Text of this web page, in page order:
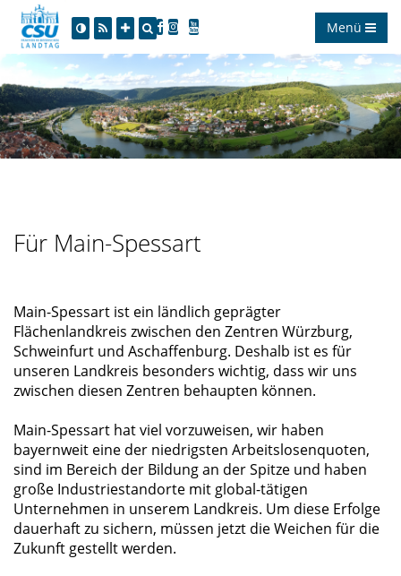
Menü
Für Main-Spessart
Main-Spessart ist ein ländlich geprägter
Flächenlandkreis zwischen den Zentren Würzburg,
Schweinfurt und Aschaffenburg. Deshalb ist es für
unseren Landkreis besonders wichtig, dass wir uns
zwischen diesen Zentren behaupten können.
Main-Spessart hat viel vorzuweisen, wir haben
bayernweit eine der niedrigsten Arbeitslosenquoten,
sind im Bereich der Bildung an der Spitze und haben
große Industriestandorte mit global-tätigen
Unternehmen in unserem Landkreis. Um diese Erfolge
dauerhaft zu sichern, müssen jetzt die Weichen für die
Zukunft gestellt werden.